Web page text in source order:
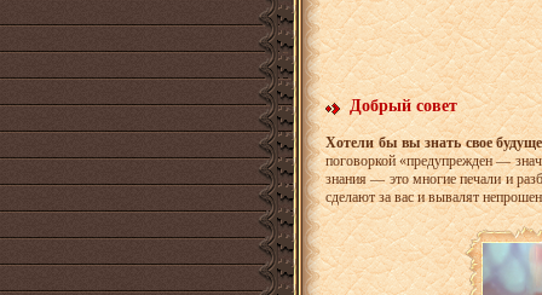
Добрый совет
Хотели бы вы знать свое
поговоркой «предупрежден —
знания — это многие печали и
сделают за вас и вывалят